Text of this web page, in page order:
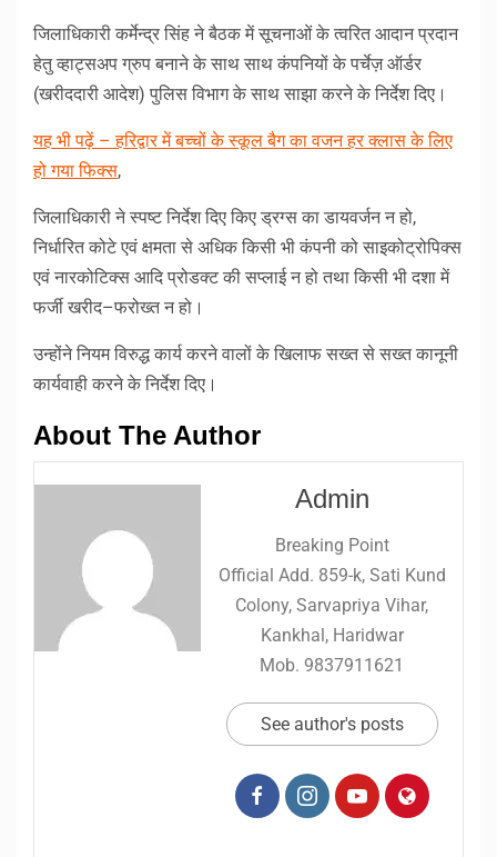
जिलाधिकारी कर्मेन्द्र सिंह ने बैठक में सूचनाओं के त्वरित आदान प्रदान
हेतु व्हाट्सअप ग्रुप बनाने के साथ साथ कंपनियों के पर्चेज़ ऑर्डर
(खरीददारी आदेश) पुलिस विभाग के साथ साझा करने के निर्देश दिए।
यह भी पढ़ें – हरिद्वार में बच्चों के स्कूल बैग का वजन हर क्लास के लिए
हो गया फिक्स,
जिलाधिकारी ने स्पष्ट निर्देश दिए किए ड्रग्स का डायवर्जन न हो,
निर्धारित कोटे एवं क्षमता से अधिक किसी भी कंपनी को साइकोट्रोपिक्स
एवं नारकोटिक्स आदि प्रोडक्ट की सप्लाई न हो तथा किसी भी दशा में
फर्जी खरीद–फरोख्त न हो।
उन्होंने नियम विरुद्ध कार्य करने वालों के खिलाफ सख्त से सख्त कानूनी
कार्यवाही करने के निर्देश दिए।
About The Author
Admin
Breaking Point
Official Add. 859-k, Sati Kund
Colony, Sarvapriya Vihar,
Kankhal, Haridwar
Mob. 9837911621
See author's posts